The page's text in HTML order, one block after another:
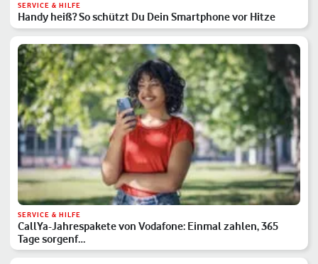
SERVICE & HILFE
Handy heiß? So schützt Du Dein Smartphone vor Hitze
SERVICE & HILFE
CallYa-Jahrespakete von Vodafone: Einmal zahlen, 365
Tage sorgenf…